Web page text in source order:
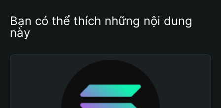
Bạn có thể thích những nội dung
này